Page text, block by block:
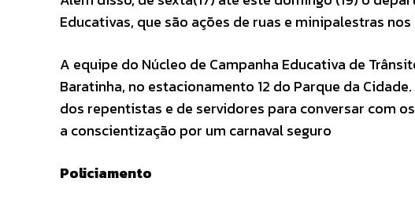
Educativas, que são ações de ruas e minipalestras
A equipe do Núcleo de Campanha Educativa de
Baratinha, no estacionamento 12 do Parque da
dos repentistas e de servidores para conversar com
a conscientização por um carnaval seguro
Policiamento